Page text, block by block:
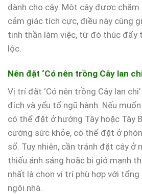
dành cho cây. Một cây được
cảm giác tích cực, điều này cũng
tinh thần làm việc, từ đó thúc đẩy
lộc.
Nên đặt ‘Có nên trồng Cây lan
Vị trí đặt ‘Có nên trồng Cây lan
đích và yếu tố ngũ hành. Nếu
có thể đặt ở hướng Tây hoặc Tây
cường sức khỏe, có thể đặt ở
sổ. Tuy nhiên, cần tránh đặt cây ở
thiếu ánh sáng hoặc bị gió mạnh
nhất là chọn vị trí phù hợp với
ngôi nhà.